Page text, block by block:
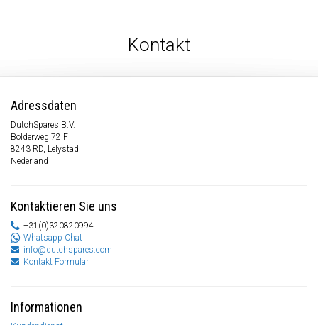
Kontakt
Adressdaten
DutchSpares B.V.
Bolderweg 72 F
8243 RD, Lelystad
Nederland
Kontaktieren Sie uns
+31(0)320820994
Whatsapp Chat
info@dutchspares.com
Kontakt Formular
Informationen